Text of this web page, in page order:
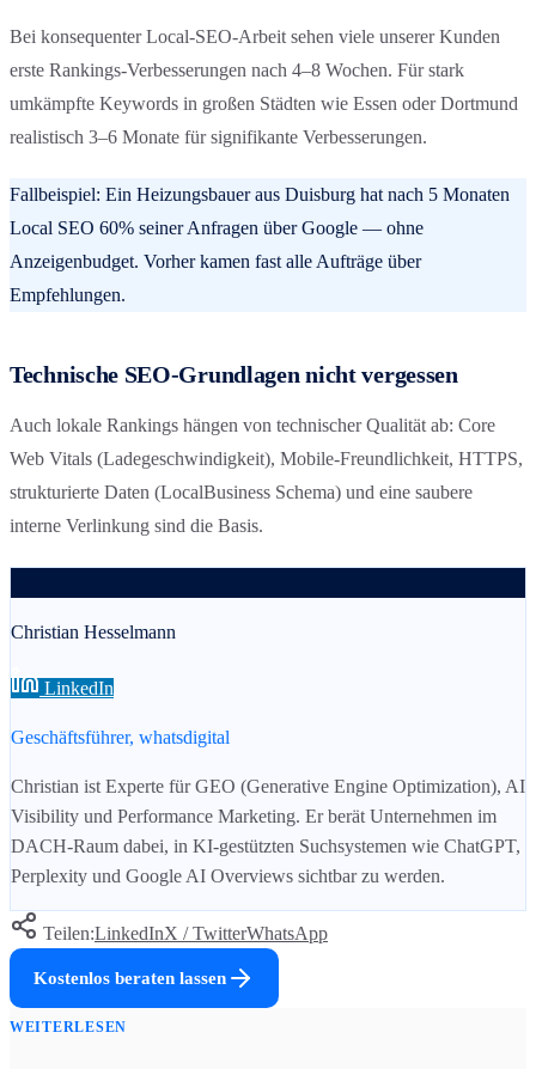
Bei konsequenter Local-SEO-Arbeit sehen viele unserer Kunden
erste Rankings-Verbesserungen nach 4–8 Wochen. Für stark
umkämpfte Keywords in großen Städten wie Essen oder Dortmund
realistisch 3–6 Monate für signifikante Verbesserungen.
Fallbeispiel: Ein Heizungsbauer aus Duisburg hat nach 5 Monaten
Local SEO 60% seiner Anfragen über Google — ohne
Anzeigenbudget. Vorher kamen fast alle Aufträge über
Empfehlungen.
Technische SEO-Grundlagen nicht vergessen
Auch lokale Rankings hängen von technischer Qualität ab: Core
Web Vitals (Ladegeschwindigkeit), Mobile-Freundlichkeit, HTTPS,
strukturierte Daten (LocalBusiness Schema) und eine saubere
interne Verlinkung sind die Basis.
Christian Hesselmann
LinkedIn
Geschäftsführer, whatsdigital
Christian ist Experte für GEO (Generative Engine Optimization), AI
Visibility und Performance Marketing. Er berät Unternehmen im
DACH-Raum dabei, in KI-gestützten Suchsystemen wie ChatGPT,
Perplexity und Google AI Overviews sichtbar zu werden.
Teilen:LinkedInX / TwitterWhatsApp
Kostenlos beraten lassen
WEITERLESEN